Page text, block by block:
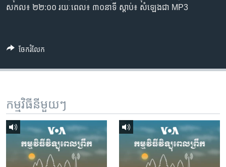
កាន់​សកល៖ ២២:០០ រយៈពេល៖ ៣០​នាទី ស្តាប់​៖ សំឡេងជា​ MP3
ចែករំលែក
កម្មវិធី​នីមួយៗ